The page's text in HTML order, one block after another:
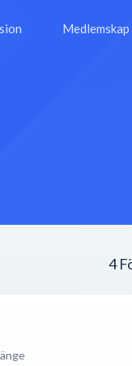
Medlemskap
4